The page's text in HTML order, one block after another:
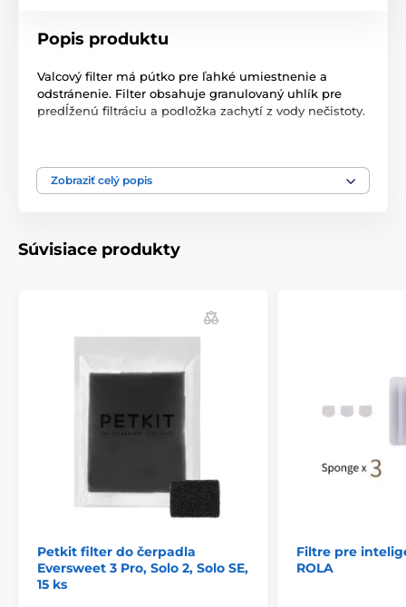
Popis produktu
Valcový filter má pútko pre ľahké umiestnenie a
odstránenie. Filter obsahuje granulovaný uhlík pre
predĺženú filtráciu a podložka zachytí z vody nečistoty.
Technické špecifikácie sa môžu zmeniť bez
predchádzajúceho upozornenia. Obrázky majú len
Zobraziť celý popis
Súvisiace produkty
Petkit filter do čerpadla
Eversweet 3 Pro, Solo 2, Solo SE,
15 ks
Filtre pre
ROLA